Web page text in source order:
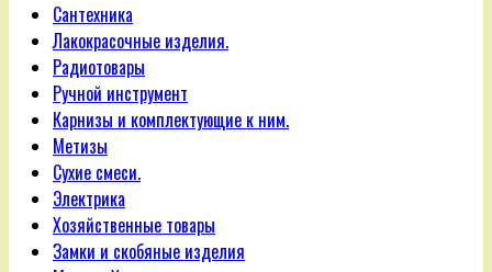
Сантехника
Лакокрасочные изделия.
Радиотовары
Ручной инструмент
Карнизы и комплектующие к ним.
Метизы
Сухие смеси.
Электрика
Хозяйственные товары
Замки и скобяные изделия